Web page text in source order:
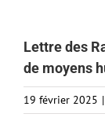
Lettre des
de moyens
19 février 2025 |